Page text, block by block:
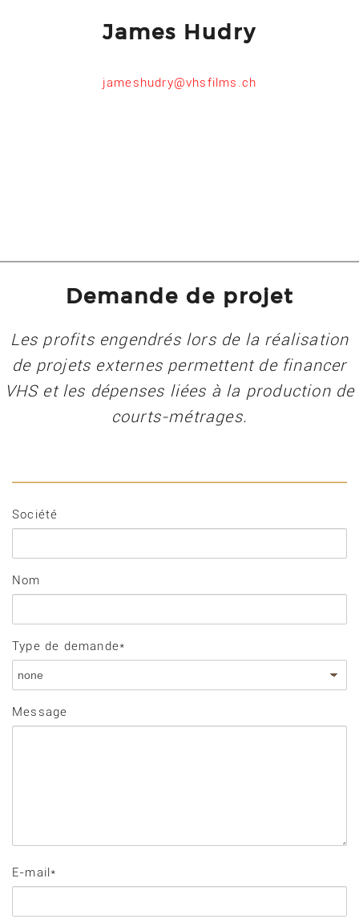
James Hudry
jameshudry@vhsfilms.ch
Demande de projet
Les profits engendrés lors de la réalisation
de projets externes permettent de financer
VHS et les dépenses liées à la production de
courts-métrages.
Société
Nom
Type de demande*
Message
E-mail*